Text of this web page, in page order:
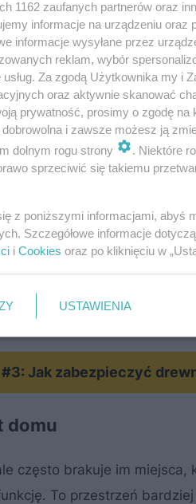
a ogrodem –
zadaszeniu można
pokojem letnim,
domom. Duże
daje coś więcej – poczucie
Jak zabezpieczyć
domu
często brakuje im
To przestrzeń
1162 zaufanych partnerów oraz
informacje na urządzeniu oraz
informacje wysyłane przez
reklam, wybór
usług. Za zgodą Użytkownika my i
oraz aktywnie skanować
prywatność, prosimy o zgodę na
dobrowolna i zawsze możesz ją
dolnym rogu strony
. Niektóre
sprzeciwić się takiemu
z poniższymi informacjami, abyś
Szczegółowe informacje
i Cookies oraz po kliknięciu w
USTAWIENIA